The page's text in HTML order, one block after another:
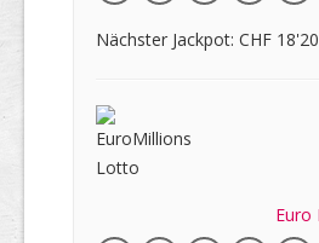
Nächster Jackpot: CHF
Euro